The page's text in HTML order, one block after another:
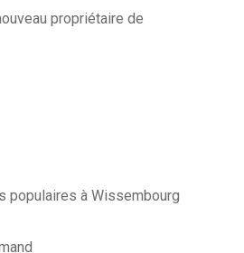
propriétaire de
populaires à Wissembourg